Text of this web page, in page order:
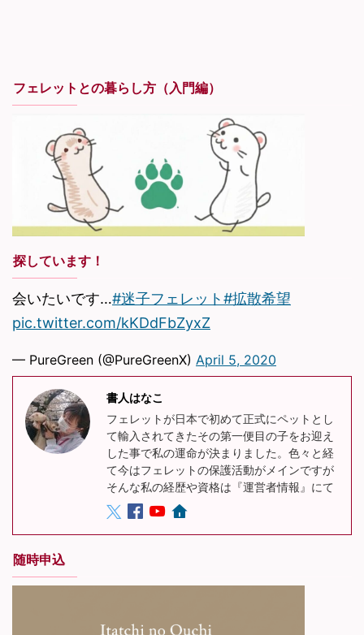
フェレットとの暮らし方（入門編）
探しています！
会いたいです…#迷子フェレット#拡散希望
pic.twitter.com/kKDdFbZyxZ
— PureGreen (@PureGreenX) April 5, 2020
書人はなこ
フェレットが日本で初めて正式にペットとし
て輸入されてきたその第一便目の子をお迎え
した事で私の運命が決まりました。色々と経
て今はフェレットの保護活動がメインですが
そんな私の経歴や資格は『運営者情報』にて
随時申込